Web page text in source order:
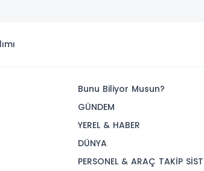
Bunu Biliyor Musun?
GÜNDEM
YEREL & HABER
DÜNYA
PERSONEL & ARAÇ TAKİP